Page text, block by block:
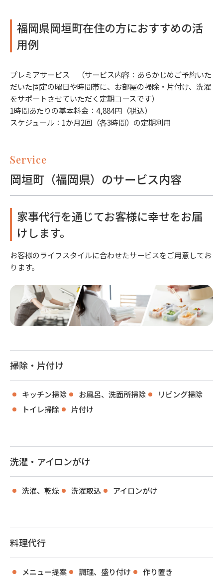
福岡県岡垣町在住の方におすすめの活
用例
プレミアサービス （サービス内容：あらかじめご予約いた
だいた固定の曜日や時間帯に、お部屋の掃除・片付け、洗濯
をサポートさせていただく定期コースです）
1時間あたりの基本料金：4,884円（税込）
スケジュール：1か月2回（各3時間）の定期利用
Service
岡垣町（福岡県）のサービス内容
家事代行を通じてお客様に幸せをお届
けします。
お客様のライフスタイルに合わせたサービスをご用意してお
ります。
掃除・片付け
キッチン掃除 お風呂、洗面所掃除
リビング掃除
トイレ掃除
片付け
洗濯・アイロンがけ
洗濯、乾燥 洗濯取込 アイロンがけ
料理代行
メニュー提案 調理、盛り付け
作り置き